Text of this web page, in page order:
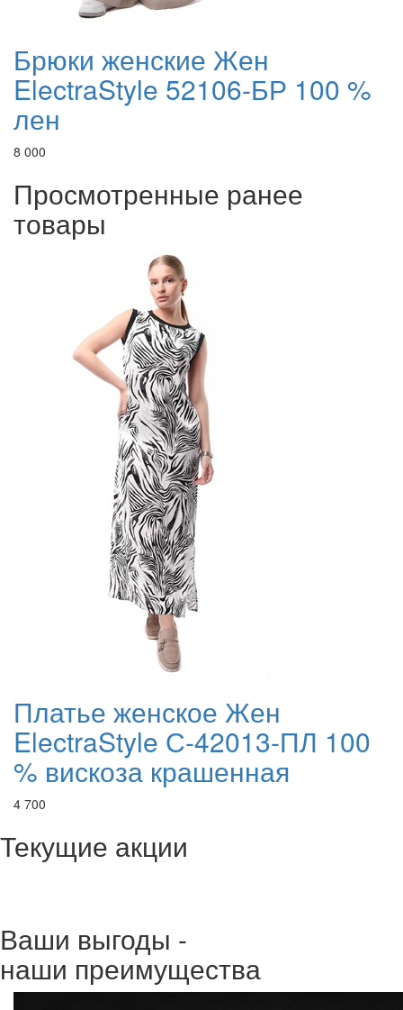
Брюки женские Жен
ElectraStyle 52106-БР 100 %
лен
8 000
Просмотренные ранее
товары
Платье женское Жен
ElectraStyle С-42013-ПЛ 100
% вискоза крашенная
4 700
Текущие акции
Ваши выгоды -
наши преимущества